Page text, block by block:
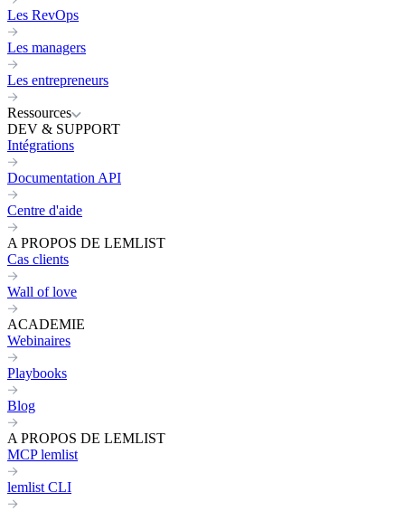
Les RevOps
Les managers
Les entrepreneurs
Ressources
DEV & SUPPORT
Intégrations
Documentation API
Centre d'aide
A PROPOS DE LEMLIST
Cas clients
Wall of love
ACADEMIE
Webinaires
Playbooks
Blog
A PROPOS DE LEMLIST
MCP lemlist
lemlist CLI